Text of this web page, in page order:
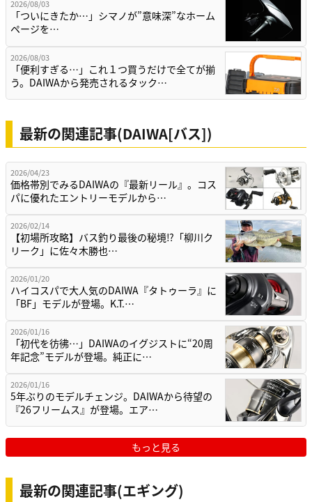
2026/08/03
「ついにきたか…」シマノが”意味深”なホーム
ページを…
2026/08/03
「便利すぎる…」これ１つ買うだけで全てが揃
う。DAIWAから発売されるタック…
最新の関連記事(DAIWA[バス])
2026/04/23
価格帯別でみるDAIWAの『最新リール』。コス
パに優れたエントリーモデルから…
2026/02/14
【初場所攻略】バス釣り最後の秘境⁉「柳川ク
リーク」に佐々木勝也…
2026/01/20
ハイコスパで大人気のDAIWA『タトゥーラ』に
「BF」モデルが登場。K.T.…
2026/01/16
「初代を彷彿…」DAIWAのイグジストに“20周
年記念”モデルが登場。純正に…
2026/01/16
5年ぶりのモデルチェンジ。DAIWAから待望の
『26フリームス』が登場。エア…
もっと見る
最新の関連記事(エギング)